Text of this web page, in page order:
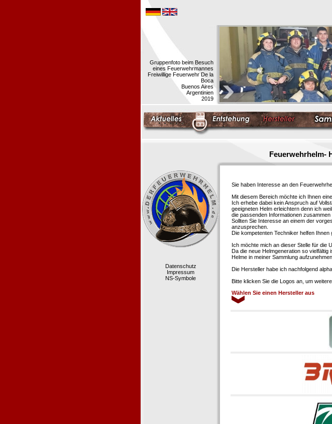
Gruppenfoto beim Besuch
eines Feuerwehrmannes
Freiwillige Feuerwehr De la
Boca
Buenos Aires
Argentinien
2019
Feuerwehrhelm-
Datenschutz
Impressum
NS-Symbole
Sie haben Interesse an den
Mit diesem Bereich möchte ich Ihnen
Ich erhebe dabei kein Anspruch auf
geeigneten Helm erleichtern denn ich
die passenden Informationen zusammen
Sollten Sie Interesse an einem der
anzusprechen.
Die kompetenten Techniker helfen Ihnen
Ich möchte mich an dieser Stelle für die
Da die neue Helmgeneration so
Helme in meiner Sammlung
Die Hersteller habe ich nachfolgend
Bitte klicken Sie die Logos an, um
Wählen Sie einen Hersteller aus